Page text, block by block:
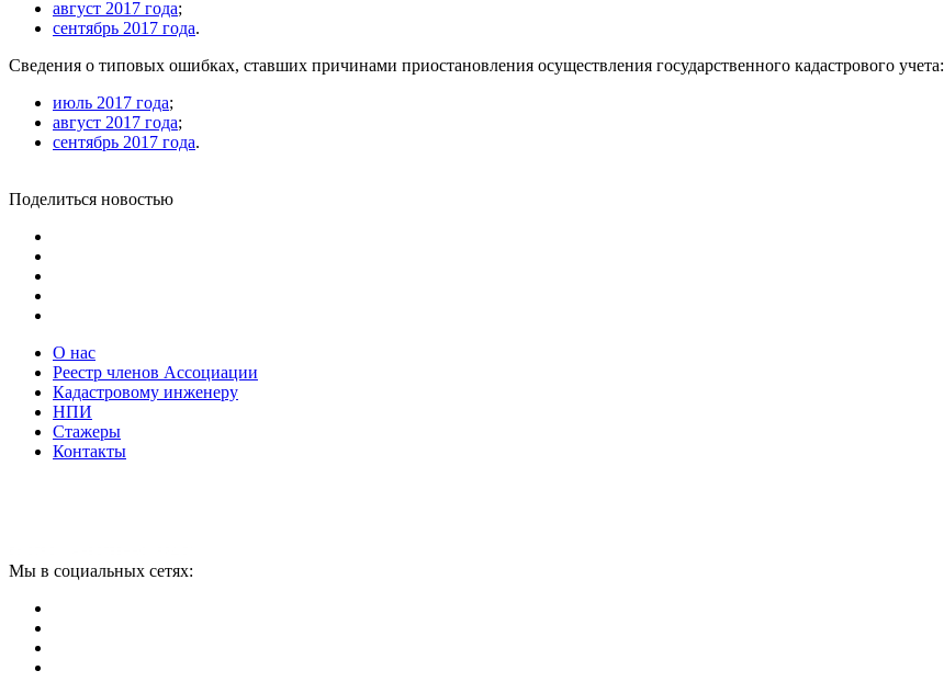
август 2017 года;
сентябрь 2017 года.
Сведения о типовых ошибках, ставших причинами приостановления осуществления государственного кадастрового учета:
июль 2017 года;
август 2017 года;
сентябрь 2017 года.
Поделиться новостью
О нас
Реестр членов Ассоциации
Кадастровому инженеру
НПИ
Стажеры
Контакты
Мы в социальных сетях: